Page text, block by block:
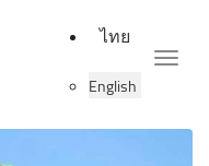
ไทย
English